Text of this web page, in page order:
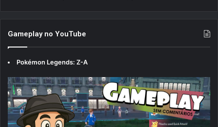
Gameplay no YouTube
Pokémon Legends: Z-A